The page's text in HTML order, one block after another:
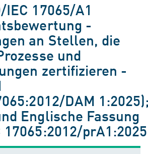
IEC 17065/A1
-
an Stellen, die
und
zertifizieren -
DAM
Englische Fassung
17065:2012/prA1:2025